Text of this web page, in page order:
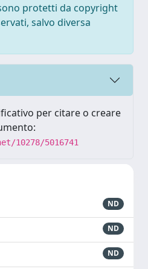
protetti da copyright
salvo diversa
per citare o creare
10278/5016741
ND
ND
ND